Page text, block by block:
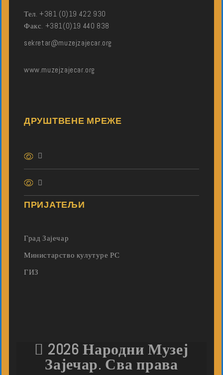
Тел. +381 (0)19 422 930
Факс. +381(0)19 440 838
sekretar@muzejzajecar.org
www.muzejzajecar.org
ДРУШТВЕНЕ МРЕЖЕ
ПРИЈАТЕЉИ
Град Зајечар
Министарство кулутуре РС
ГИЗ
2026 Народни Музеј
Зајечар. Сва права